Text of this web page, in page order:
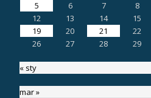
5
6 7 8
12
13 14 15
19
20 21 22
26
27 28 29
« sty
mar »